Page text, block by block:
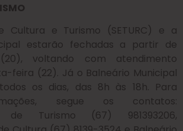
Cultura e Turismo (SETURC) e a
estarão fechadas a partir de
voltando com atendimento
feira (22). Já o Balneário Municipal
os dias, das 8h às 18h. Para
segue os contatos:
de Turismo (67) 981393206,